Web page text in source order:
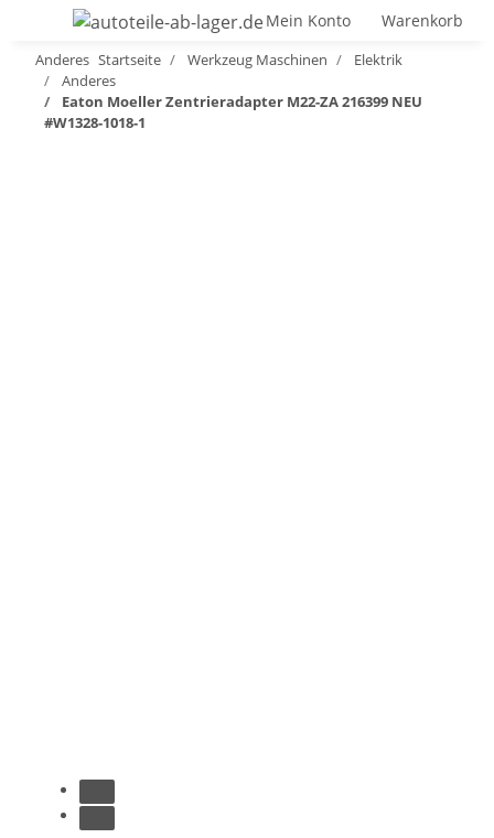
Mein Konto Warenkorb
Anderes Startseite Werkzeug Maschinen
Elektrik
Anderes
Eaton Moeller Zentrieradapter M22-ZA 216399 NEU
#W1328-1018-1